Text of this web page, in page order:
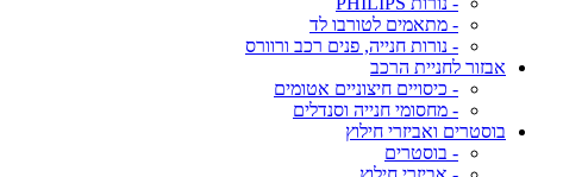
- מתאמים לטורבו לד
- נורות חנייה, פנים רכב ורוורס
אבזור לחניית הרכב
- כיסויים חיצוניים אטומים
- מחסומי חנייה וסנדלים
בוסטרים ואביזרי חילוץ
- בוסטרים